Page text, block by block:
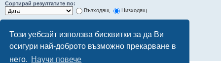
Този уебсайт използва бисквитки за да Ви
осигури най-доброто възможно прекарване в
него. Научи повече
Сортирай резултатите по:
Възходящ
Низходящ
Покажи първите:
символа от мненията